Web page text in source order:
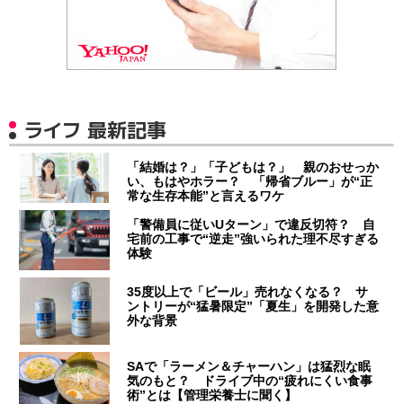
ライフ 最新記事
「結婚は？」「子どもは？」 親のおせっか
い、もはやホラー？ 「帰省ブルー」が“正
常な生存本能”と言えるワケ
「警備員に従いUターン」で違反切符？ 自
宅前の工事で“逆走”強いられた理不尽すぎる
体験
35度以上で「ビール」売れなくなる？ サ
ントリーが“猛暑限定”「夏生」を開発した意
外な背景
SAで「ラーメン＆チャーハン」は猛烈な眠
気のもと？ ドライブ中の“疲れにくい食事
術”とは【管理栄養士に聞く】